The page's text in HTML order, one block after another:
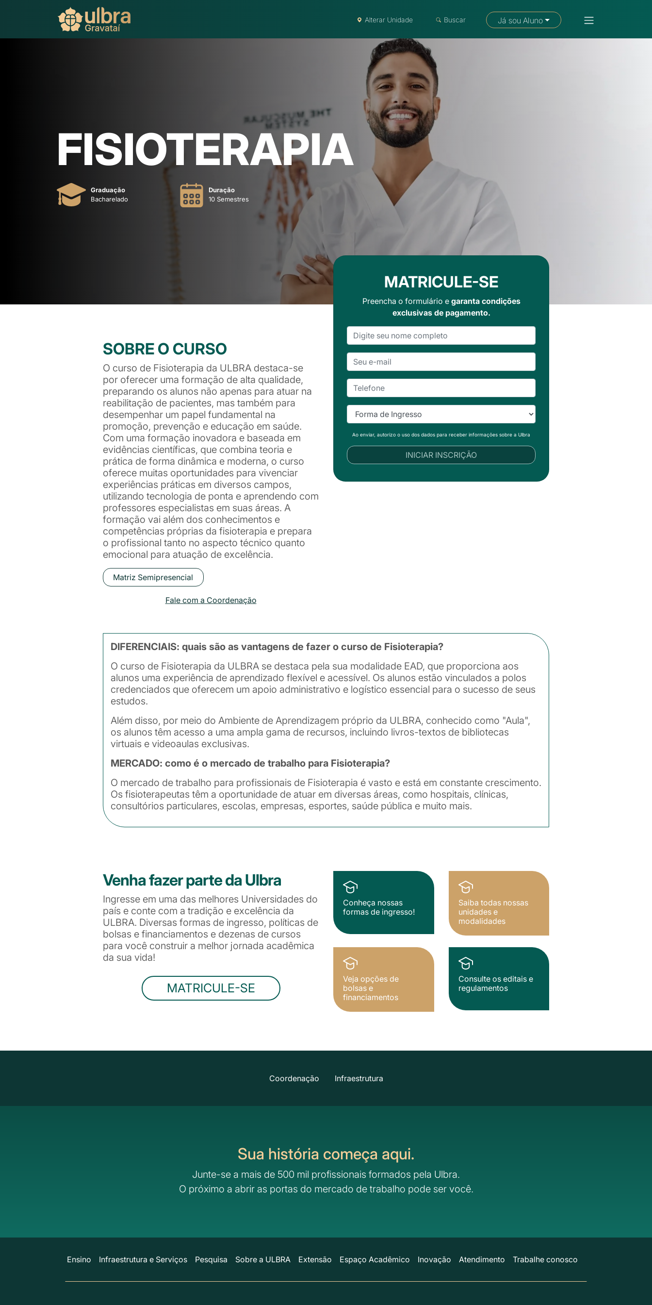
Fale com um consultor
Alterar Unidade Buscar Já sou Aluno
FISIOTERAPIA
Graduação
Bacharelado
Duração
10 Semestres
MATRICULE-SE
Preencha o formulário e garanta condições
exclusivas de pagamento.
Ao enviar, autorizo o uso dos dados para receber informações sobre a Ulbra
INICIAR INSCRIÇÃO
SOBRE O CURSO
O curso de Fisioterapia da ULBRA destaca-se
por oferecer uma formação de alta qualidade,
preparando os alunos não apenas para atuar na
reabilitação de pacientes, mas também para
desempenhar um papel fundamental na
promoção, prevenção e educação em saúde.
Com uma formação inovadora e baseada em
evidências científicas, que combina teoria e
prática de forma dinâmica e moderna, o curso
oferece muitas oportunidades para vivenciar
experiências práticas em diversos campos,
utilizando tecnologia de ponta e aprendendo com
professores especialistas em suas áreas. A
formação vai além dos conhecimentos e
competências próprias da fisioterapia e prepara
o profissional tanto no aspecto técnico quanto
emocional para atuação de excelência.
Matriz Semipresencial
Fale com a Coordenação
DIFERENCIAIS: quais são as vantagens de fazer o curso de Fisioterapia?
O curso de Fisioterapia da ULBRA se destaca pela sua modalidade EAD, que proporciona aos
alunos uma experiência de aprendizado flexível e acessível. Os alunos estão vinculados a polos
credenciados que oferecem um apoio administrativo e logístico essencial para o sucesso de seus
estudos.
Além disso, por meio do Ambiente de Aprendizagem próprio da ULBRA, conhecido como "Aula",
os alunos têm acesso a uma ampla gama de recursos, incluindo livros-textos de bibliotecas
virtuais e videoaulas exclusivas.
MERCADO: como é o mercado de trabalho para Fisioterapia?
O mercado de trabalho para profissionais de Fisioterapia é vasto e está em constante crescimento.
Os fisioterapeutas têm a oportunidade de atuar em diversas áreas, como hospitais, clínicas,
consultórios particulares, escolas, empresas, esportes, saúde pública e muito mais.
Venha fazer parte da Ulbra
Ingresse em uma das melhores Universidades do
país e conte com a tradição e excelência da
ULBRA. Diversas formas de ingresso, políticas de
bolsas e financiamentos e dezenas de cursos
para você construir a melhor jornada acadêmica
da sua vida!
MATRICULE-SE
Conheça nossas
formas de ingresso!
Saiba todas nossas
unidades e
modalidades
Veja opções de
bolsas e
financiamentos
Consulte os editais e
regulamentos
Coordenação Infraestrutura
Sua história começa aqui.
Junte-se a mais de 500 mil profissionais formados pela Ulbra.
O próximo a abrir as portas do mercado de trabalho pode ser você.
Ensino Infraestrutura e Serviços Pesquisa Sobre a ULBRA Extensão Espaço Acadêmico Inovação Atendimento Trabalhe conosco